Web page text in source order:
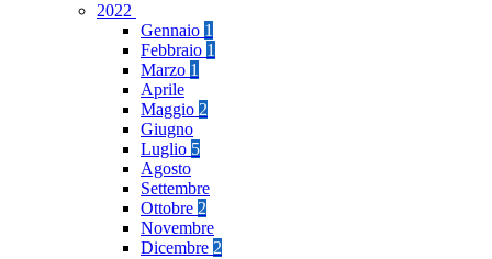
2022
Gennaio 1
Febbraio 1
Marzo 1
Aprile
Maggio 2
Giugno
Luglio 5
Agosto
Settembre
Ottobre 2
Novembre
Dicembre 2